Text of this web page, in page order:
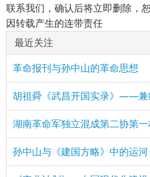
联系我们，确认后将立即删除，
因转载产生的连带责任
最近关注
革命报刊与孙中山的革命思想
胡祖舜《武昌开国实录》——兼
湖南革命军独立混成第二协第
孙中山与《建国方略》中的运河